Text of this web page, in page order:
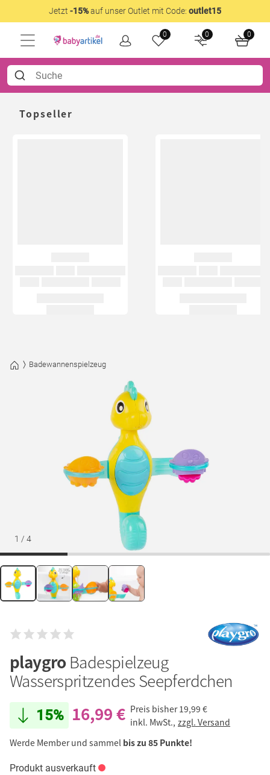
Jetzt -15%auf unser Outlet mit Code: outlet15
0 0 0
Topseller
Badewannenspielzeug
1 / 4
playgroBadespielzeug
Wasserspritzendes Seepferdchen
15% 16,99 € Preis bisher 19,99 €
inkl. MwSt., zzgl. Versand
Werde Member und sammel bis zu 85 Punkte!
Produkt ausverkauft